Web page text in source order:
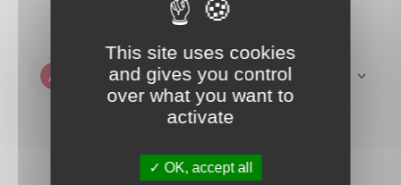
Créer une alerte
This site uses cookies
and gives you control
over what you want to
activate
OK, accept all